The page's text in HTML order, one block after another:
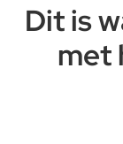
Dit is
met